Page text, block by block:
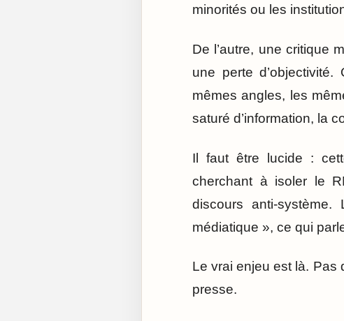
minorités ou les
De l’autre, une critique
une perte
mêmes angles, les
saturé d’information, la
Il faut être lucide :
cherchant à isoler le
discours anti-
médiatique », ce qui
Le vrai enjeu est là. Pas
presse.